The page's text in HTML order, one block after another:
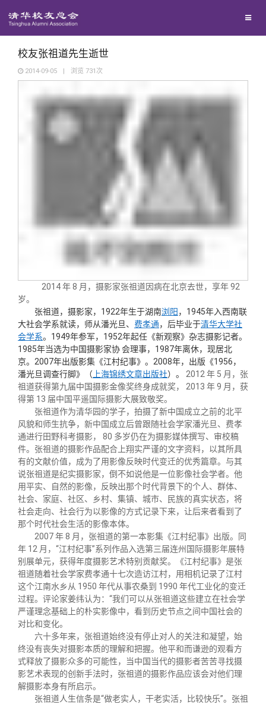
西南联大校友会
捐赠项目
捐赠新闻
捐赠纪事
义工计划
《清华校友通讯》
《水木清华》
新媒体平台
清华人物
青春风采
校友讲坛
校友视界
校友服务
信息化服务
实用信息
校友总会
总会简介
总会章程
理事会名单
制度法规
联系我们
关闭
校友张祖道先生逝世
2014-09-05 | 浏览 731 次
2014 年 8 月，摄影家张祖道因病在北京去世，享年 92
岁。
张祖道，摄影家，1922年生于湖南浏阳，1945年入西南联
大社会学系就读，师从潘光旦、 费孝通，后毕业于清华大学社
会学系。1949年参军，1952年起任《新观察》杂志摄影记者。
1985年当选为中国摄影家协 会理事，1987年离休，现居北
京。2007年出版影集《江村纪事》。2008年，出版《1956，
潘光旦调查行脚》（ 上海锦绣文章出版社）。
2012 年 5 月，张
祖道获得第九届中国摄影金像奖终身成就奖， 2013 年 9 月，获
得第 13 届中国平遥国际摄影大展致敬奖。
张祖道作为清华园的学子，拍摄了新中国成立之前的北平
风貌和师生抗争，新中国成立后曾跟随社会学家潘光旦、费孝
通进行田野科考摄影， 80 多岁仍在为摄影媒体撰写、审校稿
件。张祖道的摄影作品配合上翔实严谨的文字资料，以其所具
有的文献价值，成为了用影像反映时代变迁的优秀篇章。与其
说张祖道是纪实摄影家，倒不如说他是一位影像社会学者。他
用平实、自然的影像，反映出那个时代背景下的个人、群体、
社会、家庭、社区、乡村、集镇、城市、民族的真实状态，将
社会走向、社会行为以影像的方式记录下来，让后来者看到了
那个时代社会生活的影像本体。
2007 年 8 月，张祖道的第一本影集《江村纪事》出版。同
年 12 月，“江村纪事”系列作品入选第三届连州国际摄影年展特
别展单元，获得年度摄影艺术特别贡献奖。《江村纪事》是张
祖道随着社会学家费孝通十七次造访江村，用相机记录了江村
这个江南水乡从 1950 年代从事农桑到 1990 年代工业化的变迁
过程。评论家姜纬认为：“我们可以从张祖道这些建立在社会学
严谨理念基础上的朴实影像中，看到历史节点之间中国社会的
对比和变化。
六十多年来，张祖道始终没有停止对人的关注和凝望，始
终没有丧失对摄影本质的理解和把握。他平和而谦逊的观看方
式释放了摄影众多的可能性，当中国当代的摄影者苦苦寻找摄
影艺术表现的创新手法时，张祖道的摄影作品应该会对他们理
解摄影本身有所启示。
张祖道人生信条是“做老实人，干老实活，比较快乐”。张祖